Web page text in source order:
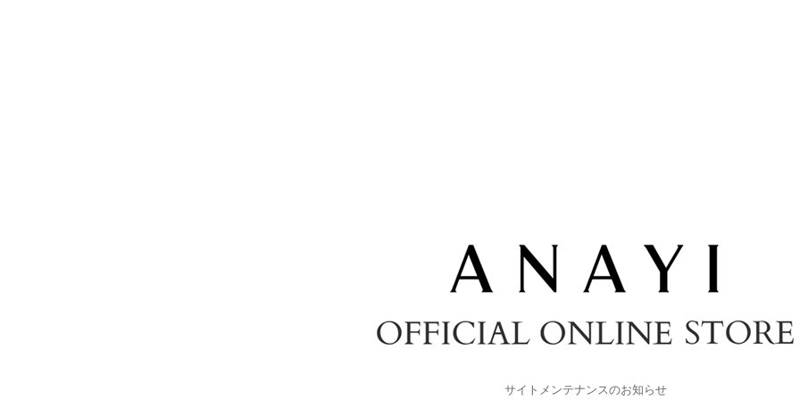
サイトメンテナンスのお知らせ